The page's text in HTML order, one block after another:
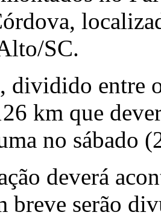
SC.
dividido entre
km que
no sábado
deverá
breve serão